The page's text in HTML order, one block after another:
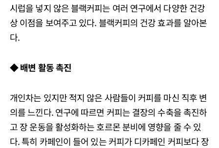
시럽을 넣지 않은 블랙커피는 여러 연구에서 다양한 건강
상 이점을 보여주고 있다. 블랙커피의 건강 효과를 알아본
다.
◆ 배변 활동 촉진
개인차는 있지만 적지 않은 사람들이 커피를 마신 직후 변
의를 느낀다. 연구에 따르면 커피는 결장의 수축을 촉진하
고 장 운동을 활성화하는 호르몬 분비에 영향을 줄 수 있
다. 특히 카페인이 들어 있는 커피가 디카페인 커피보다 장